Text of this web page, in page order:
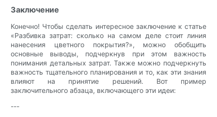
Заключение
Конечно! Чтобы сделать интересное заключение к статье
«Разбивка затрат: сколько на самом деле стоит линия
нанесения цветного покрытия?», можно обобщить
основные выводы, подчеркнув при этом важность
понимания детальных затрат. Также можно подчеркнуть
важность тщательного планирования и то, как эти знания
влияют на принятие решений. Вот пример
заключительного абзаца, включающего эти идеи:
---